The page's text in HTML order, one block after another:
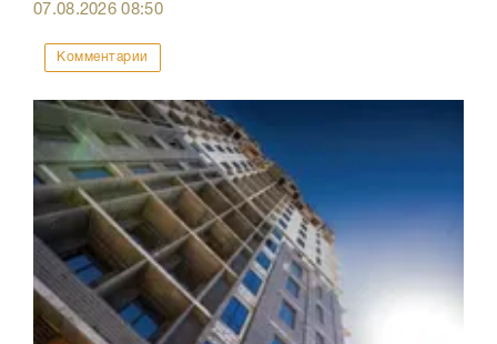
07.08.202608:50
Комментарии